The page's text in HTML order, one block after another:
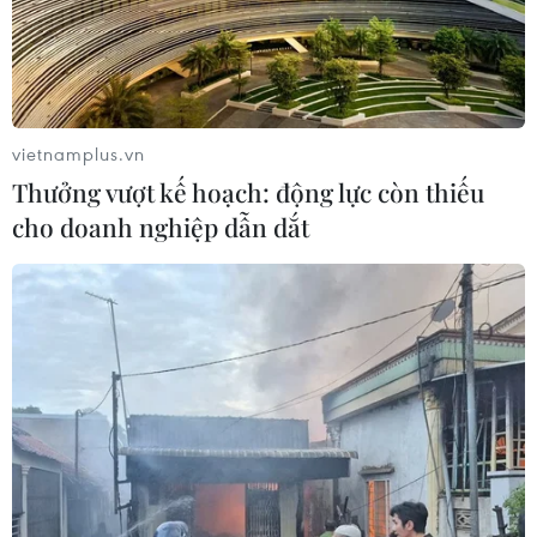
Hà Nội kiểm soát chặt chẽ, minh
bạch bữa ăn bán trú trước thềm năm
học mới
05/08/2026 02:01
Hưng Yên chuyển trụ sở dôi dư
thành trường học, mở rộng không
gian giáo dục
05/08/2026 01:21
Bảo đảm ngày khai giảng thực sự là
ngày hội của học sinh và giáo viên
04/08/2026 22:42
vietnamplus.vn
Thưởng vượt kế hoạch: động lực còn thiếu
cho doanh nghiệp dẫn dắt